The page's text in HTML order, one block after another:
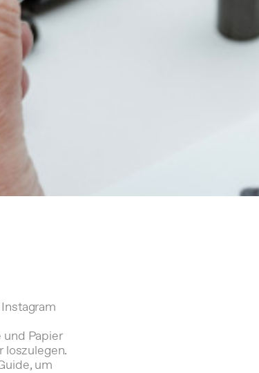
Papier
loszulegen.
um